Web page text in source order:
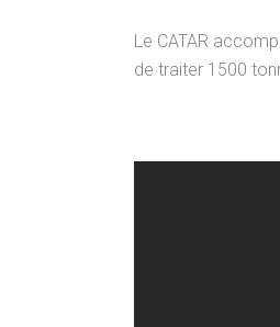
Le CATAR
de traiter 1500